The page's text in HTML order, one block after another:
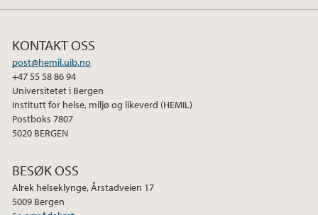
KONTAKT OSS
post@hemil.uib.no
+47 55 58 86 94
Universitetet i Bergen
Institutt for helse, miljø og likeverd (HEMIL)
Postboks 7807
5020 BERGEN
BESØK OSS
Alrek helseklynge, Årstadveien 17
5009 Bergen